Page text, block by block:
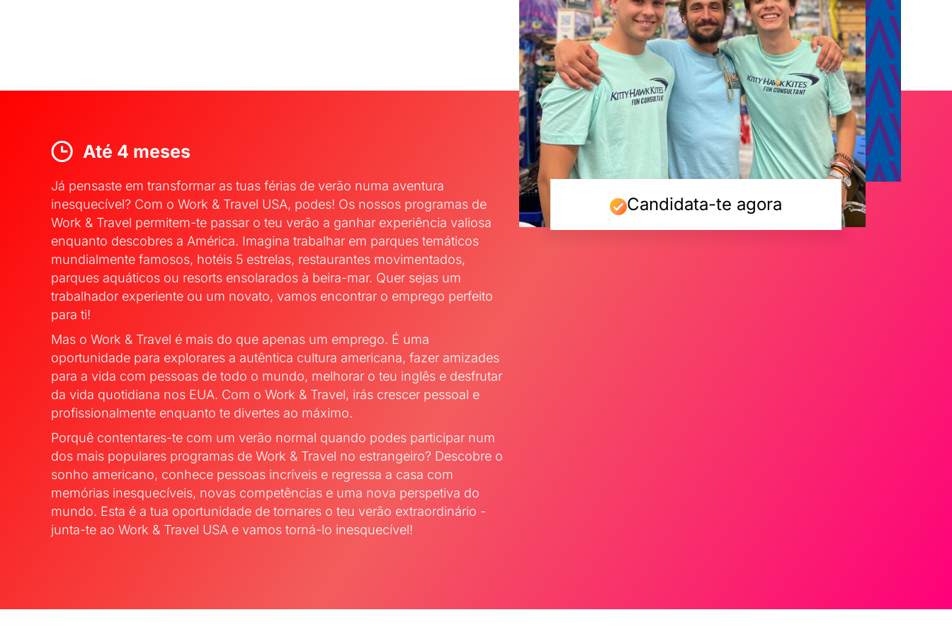
Candidata-te agora
Até 4 meses
Já pensaste em transformar as tuas férias de verão numa aventura
inesquecível? Com o Work & Travel USA, podes! Os nossos programas de
Work & Travel permitem-te passar o teu verão a ganhar experiência valiosa
enquanto descobres a América. Imagina trabalhar em parques temáticos
mundialmente famosos, hotéis 5 estrelas, restaurantes movimentados,
parques aquáticos ou resorts ensolarados à beira-mar. Quer sejas um
trabalhador experiente ou um novato, vamos encontrar o emprego perfeito
para ti!
Mas o Work & Travel é mais do que apenas um emprego. É uma
oportunidade para explorares a autêntica cultura americana, fazer amizades
para a vida com pessoas de todo o mundo, melhorar o teu inglês e desfrutar
da vida quotidiana nos EUA. Com o Work & Travel, irás crescer pessoal e
profissionalmente enquanto te divertes ao máximo.
Porquê contentares-te com um verão normal quando podes participar num
dos mais populares programas de Work & Travel no estrangeiro? Descobre o
sonho americano, conhece pessoas incríveis e regressa a casa com
memórias inesquecíveis, novas competências e uma nova perspetiva do
mundo. Esta é a tua oportunidade de tornares o teu verão extraordinário -
junta-te ao Work & Travel USA e vamos torná-lo inesquecível!